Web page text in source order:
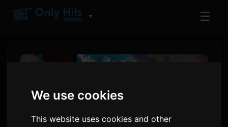
We use cookies
This website uses cookies and other
▼ ☰